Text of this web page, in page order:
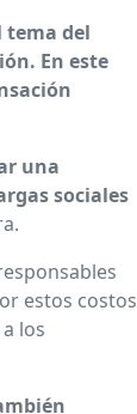
tema del
En este
una
sociales
estos costos
los